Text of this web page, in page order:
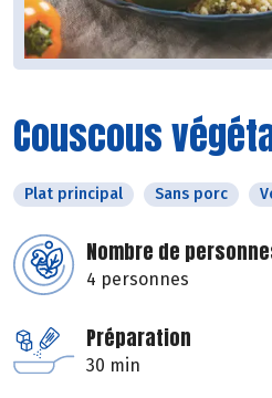
Couscous
Plat principal Sans porc
Nombre de
4 personnes
Préparation
30 min